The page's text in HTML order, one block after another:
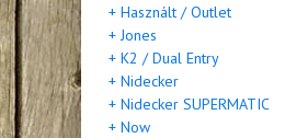
+ Használt / Outlet
+ Jones
+ K2 / Dual Entry
+ Nidecker
+ Nidecker SUPERMATIC
+ Now